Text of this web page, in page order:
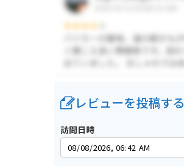
レビューを投稿する
訪問日時